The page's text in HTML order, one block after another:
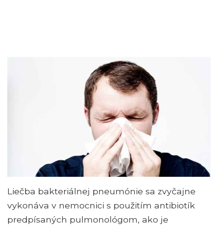
Liečba bakteriálnej pneumónie sa zvyčajne
vykonáva v nemocnici s použitím antibiotík
predpísaných pulmonológom, ako je